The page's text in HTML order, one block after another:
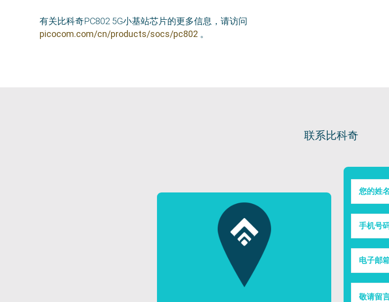
有关比科奇PC802 5G小基站芯片的更多信息，请访问
picocom.com/cn/products/socs/pc802 。
联系比科奇